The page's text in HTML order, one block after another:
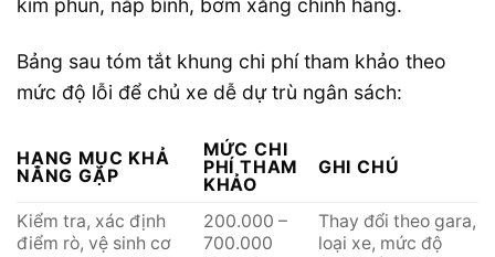
kim phun, nắp bình, bơm xăng chính hãng.
Bảng sau tóm tắt khung chi phí tham khảo theo
mức độ lỗi để chủ xe dễ dự trù ngân sách:
HẠNG MỤC KHẢ
NĂNG GẶP
MỨC CHI
PHÍ THAM
KHẢO
GHI CHÚ
Kiểm tra, xác định
điểm rò, vệ sinh cơ
200.000 –
700.000
Thay đổi theo gara,
loại xe, mức độ